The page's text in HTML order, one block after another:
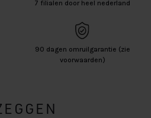
7 filialen door heel nederland
90 dagen omruilgarantie (zie
voorwaarden)